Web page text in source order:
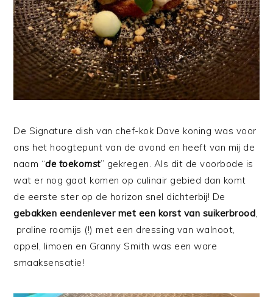
De Signature dish van chef-kok Dave koning was voor
ons het hoogtepunt van de avond en heeft van mij de
naam “de toekomst” gekregen. Als dit de voorbode is
wat er nog gaat komen op culinair gebied dan komt
de eerste ster op de horizon snel dichterbij! De
gebakken eendenlever met een korst van suikerbrood
praline roomijs (!) met een dressing van walnoot,
appel, limoen en Granny Smith was een ware
smaaksensatie!